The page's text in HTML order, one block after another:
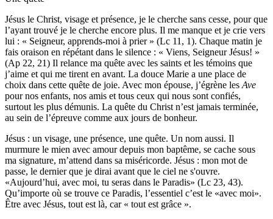
Jésus le Christ, visage et présence, je le cherche sans cesse, pour que
l’ayant trouvé je le cherche encore plus. Il me manque et je crie vers
lui : « Seigneur, apprends-moi à prier » (Lc 11, 1). Chaque matin je
fais oraison en répétant dans le silence : « Viens, Seigneur Jésus! »
(Ap 22, 21) Il relance ma quête avec les saints et les témoins que
j’aime et qui me tirent en avant. La douce Marie a une place de
choix dans cette quête de joie. Avec mon épouse, j’égrène les Ave
pour nos enfants, nos amis et tous ceux qui nous sont confiés,
surtout les plus démunis. La quête du Christ n’est jamais terminée,
au sein de l’épreuve comme aux jours de bonheur.
Jésus : un visage, une présence, une quête. Un nom aussi. Il
murmure le mien avec amour depuis mon baptême, se cache sous
ma signature, m’attend dans sa miséricorde. Jésus : mon mot de
passe, le dernier que je dirai avant que le ciel ne s'ouvre.
«Aujourd’hui, avec moi, tu seras dans le Paradis» (Lc 23, 43).
Qu’importe où se trouve ce Paradis, l’essentiel c’est le «avec moi».
Être avec Jésus, tout est là, car « tout est grâce ».